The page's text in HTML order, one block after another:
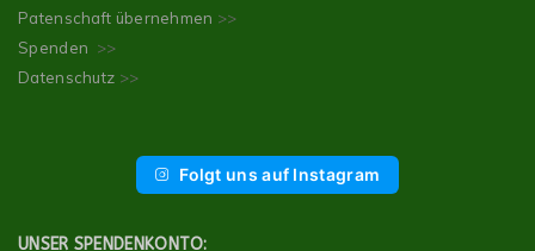
Patenschaft übernehmen >>
Spenden >>
Datenschutz >>
Folgt uns auf Instagram
UNSER SPENDENKONTO: